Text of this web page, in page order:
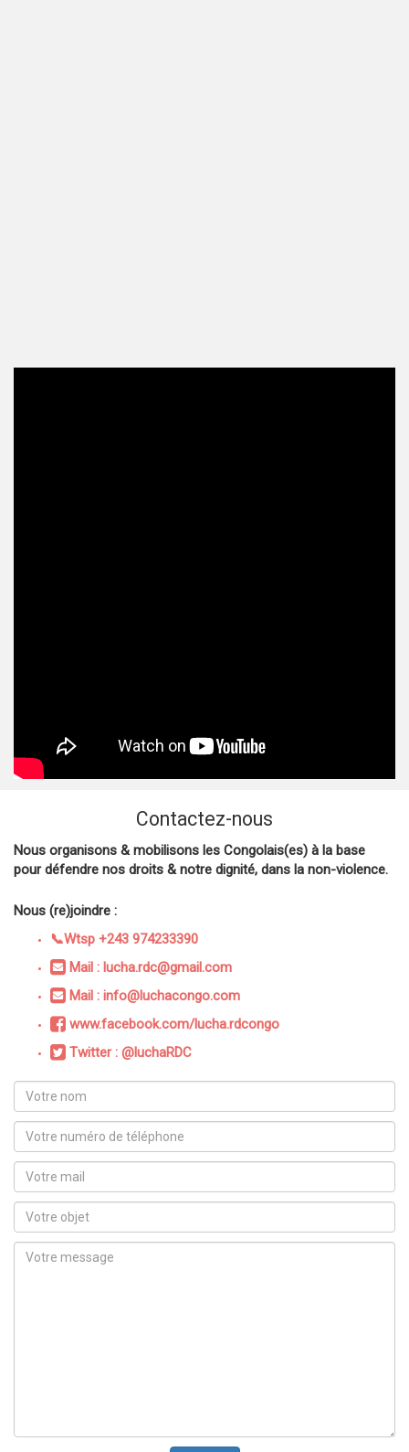
Contactez-nous
Nous organisons & mobilisons les Congolais(es) à la base
pour défendre nos droits & notre dignité, dans la non-violence.
Nous (re)joindre :
📞Wtsp +243 974233390
Mail : lucha.rdc@gmail.com
Mail : info@luchacongo.com
www.facebook.com/lucha.rdcongo
Twitter : @luchaRDC